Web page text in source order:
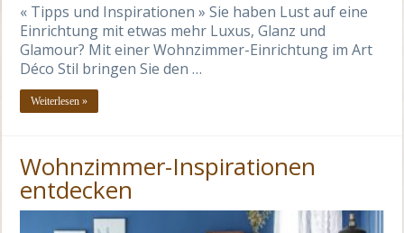
« Tipps und Inspirationen » Sie haben Lust auf eine
Einrichtung mit etwas mehr Luxus, Glanz und
Glamour? Mit einer Wohnzimmer-Einrichtung im Art
Déco Stil bringen Sie den …
Weiterlesen »
Wohnzimmer-Inspirationen
entdecken